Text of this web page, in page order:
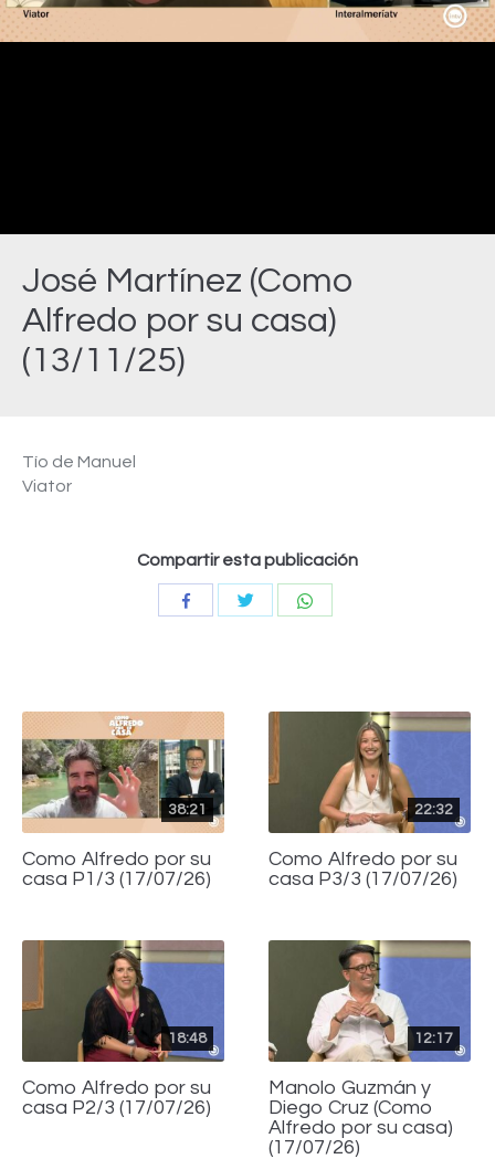
José Martínez (Como
Alfredo por su casa)
(13/11/25)
Video
Tío de Manuel
Viator
Compartir esta publicación
CompartirCompartir
38:21
Como Alfredo por su
casa P1/3 (17/07/26)
22:32
Como Alfredo por su
casa P3/3 (17/07/26)
18:48
Como Alfredo por su
casa P2/3 (17/07/26)
12:17
Manolo Guzmán y
Diego Cruz (Como
Alfredo por su casa)
(17/07/26)